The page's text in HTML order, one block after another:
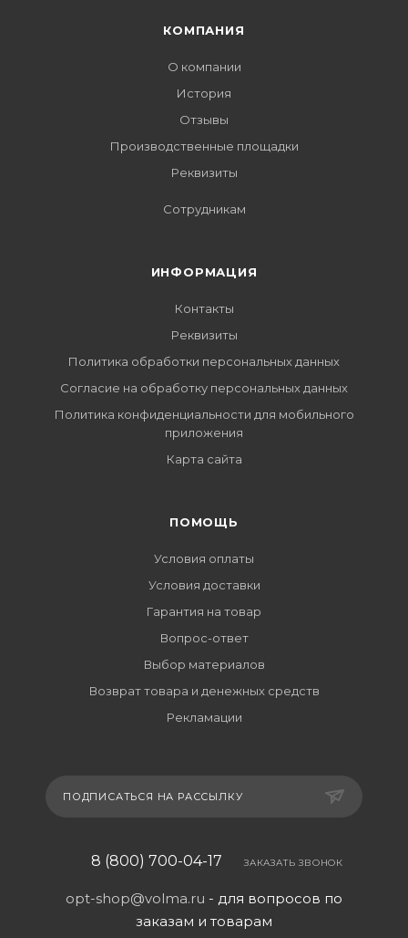
КОМПАНИЯ
О компании
История
Отзывы
Производственные площадки
Реквизиты
Сотрудникам
ИНФОРМАЦИЯ
Контакты
Реквизиты
Политика обработки персональных данных
Согласие на обработку персональных данных
Политика конфиденциальности для мобильного
приложения
Карта сайта
ПОМОЩЬ
Условия оплаты
Условия доставки
Гарантия на товар
Вопрос-ответ
Выбор материалов
Возврат товара и денежных средств
Рекламации
ПОДПИСАТЬСЯ НА РАССЫЛКУ
8 (800) 700-04-17 ЗАКАЗАТЬ ЗВОНОК
opt-shop@volma.ru - для вопросов по
заказам и товарам